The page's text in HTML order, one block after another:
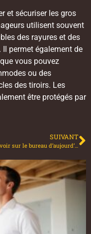
et sécuriser les gros
utilisent souvent
des rayures et des
permet également de
vous pouvez
ou des
des tiroirs. Les
être protégés par
SUIVANT
Tout savoir sur le bureau d’aujourd’hui